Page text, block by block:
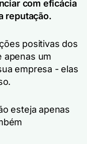
com eficácia
reputação.
positivas dos
apenas um
empresa - elas
esteja apenas